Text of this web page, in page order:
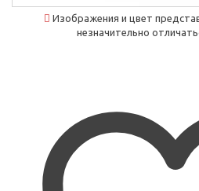
Изображения и цвет
незначительно